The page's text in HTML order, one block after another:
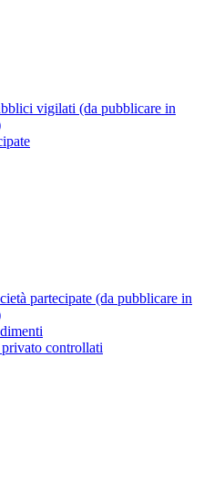
vigilati (da pubblicare in
partecipate (da pubblicare in
controllati